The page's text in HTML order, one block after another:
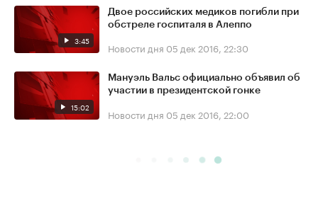
3:45
Двое российских медиков погибли при
обстреле госпиталя в Алеппо
Новости дня 05 дек 2016, 22:30
15:02
Мануэль Вальс официально объявил об
участии в президентской гонке
Новости дня 05 дек 2016, 22:00